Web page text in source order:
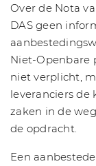
Over de Nota
DAS geen
Niet-Openbare
niet verplicht,
leveranciers de
zaken in de
de opdracht.
Een